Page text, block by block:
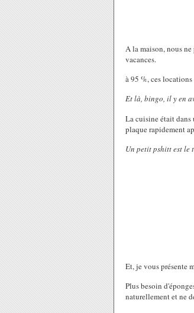
A la maison, nous ne
vacances.
à 95 %, ces
Et là, bingo, il y en
La cuisine était dans
plaque rapidement
Un petit pshitt est le
Et, je vous présente
Plus besoin
naturellement et ne